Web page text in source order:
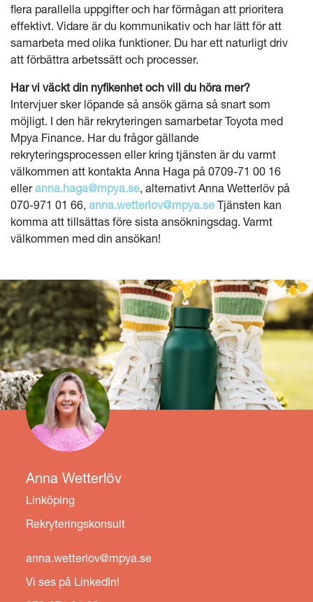
flera parallella uppgifter och har förmågan att prioritera
effektivt. Vidare är du kommunikativ och har lätt för att
samarbeta med olika funktioner. Du har ett naturligt driv
att förbättra arbetssätt och processer.
Har vi väckt din nyfikenhet och vill du höra mer?
Intervjuer sker löpande så ansök gärna så snart som
möjligt. I den här rekryteringen samarbetar Toyota med
Mpya Finance. Har du frågor gällande
rekryteringsprocessen eller kring tjänsten är du varmt
välkommen att kontakta Anna Haga på 0709-71 00 16
elleranna.haga@mpya.se, alternativt Anna Wetterlöv på
070-971 01 66, anna.wetterlov@mpya.se Tjänsten kan
komma att tillsättas före sista ansökningsdag. Varmt
välkommen med din ansökan!
Anna Wetterlöv
Linköping
Rekryteringskonsult
anna.wetterlov@mpya.se
Vi ses på LinkedIn!